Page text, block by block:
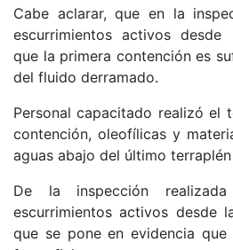
Cabe aclarar, que en la
escurrimientos activos desde
que la primera contención es
del fluido derramado.
Personal capacitado realizó el
contención, oleofílicas y
aguas abajo del último
De la inspección
escurrimientos activos desde
que se pone en evidencia